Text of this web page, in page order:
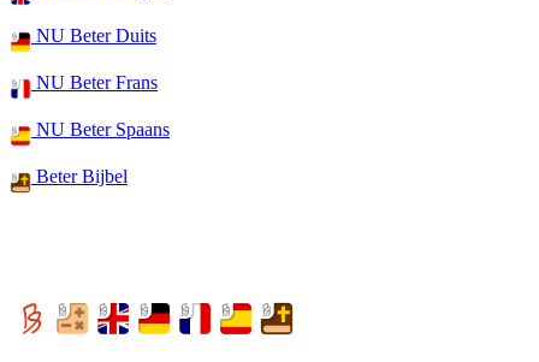
NU Beter Duits
NU Beter Frans
NU Beter Spaans
Beter Bijbel